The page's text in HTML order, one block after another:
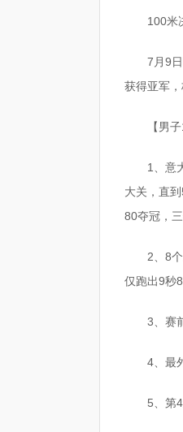
100米
7月9
获得亚军，
【男
1、意
大关，直
80夺冠，
2、8
仅跑出9秒
3、赛
4、最
5、第